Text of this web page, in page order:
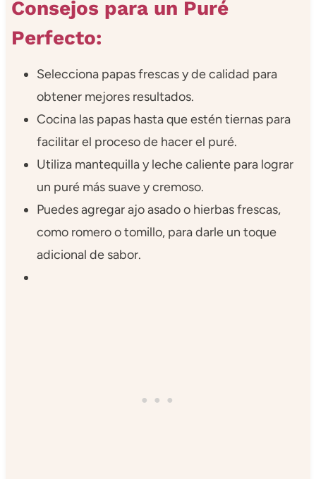
Consejos para un Puré
Perfecto:
Selecciona papas frescas y de calidad para
obtener mejores resultados.
Cocina las papas hasta que estén tiernas para
facilitar el proceso de hacer el puré.
Utiliza mantequilla y leche caliente para lograr
un puré más suave y cremoso.
Puedes agregar ajo asado o hierbas frescas,
como romero o tomillo, para darle un toque
adicional de sabor.